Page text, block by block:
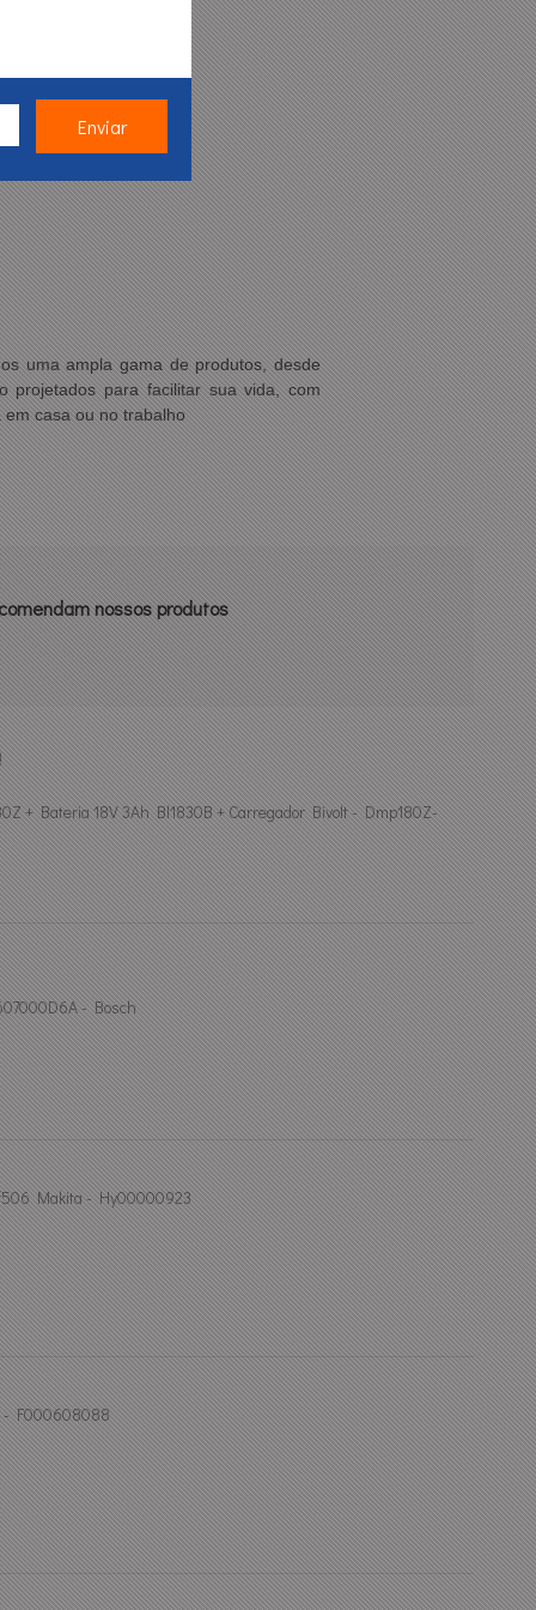
uma ampla gama de produtos, desde
projetados para facilitar sua vida, com
casa ou no trabalho
nossos produtos
+ Bateria 18V 3Ah Bl1830B + Carregador Bivolt - Dmp180Z-
- Bosch
Makita - Hy00000923
- F000608088